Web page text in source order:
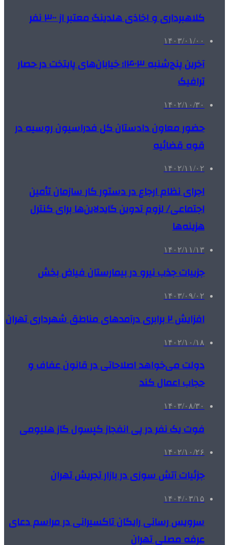
کلاهبرداری و اخاذی هلدینگ معتبر از ۳۰۰ نفر
۱۴۰۳/۰۱/۰۰
آخرین پنج‌شنبه ۱۴۰۳؛ خیابان‌های پایتخت در حصار
ترافیک
۱۴۰۲/۱۰/۳۰
حضور معاون دادستان کل فدراسیون روسیه در
قوه قضائیه
۱۴۰۲/۱۱/۰۲
اجرای نظام ارجاع در دستور کار سازمان تأمین
اجتماعی/ لزوم تدوین گایدلاین‌ها برای کنترل
هزینه‌ها
۱۴۰۲/۱۱/۱۳
جزییات جذب نیرو در بیمارستان فیاض بخش
۱۴۰۳/۰۹/۰۲
افزایش ۲ برابری درآمدهای مناطق شهرداری تهران
۱۴۰۲/۱۰/۱۸
دولت می‌خواهد اصلاحاتی در قانون عفاف و
حجاب اعمال کند
۱۴۰۳/۰۸/۳۰
فوت یک نفر در پی انفجاز کپسول گاز هلیومی
۱۴۰۲/۱۰/۲۶
جزئیات آتش سوزی در بازار تجریش تهران
۱۴۰۴/۰۳/۱۵
سرویس رسانی رایگان تاکسیرانی در مراسم دعای
عرفه مصلی تهران